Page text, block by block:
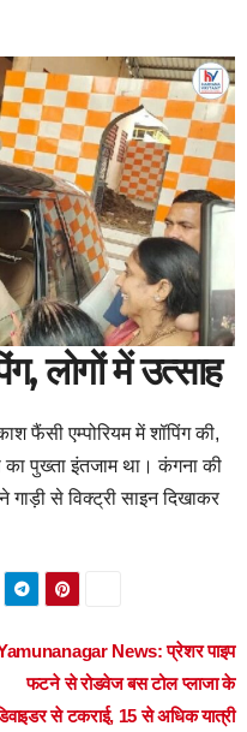
लोगों में उत्साह
फैंसी एम्पोरियम में शॉपिंग की,
का पुख्ता इंतजाम था। कंगना की
से विक्ट्री साइन दिखाकर
News: प्रेशर पाइप
फटने से रोडवेज बस टोल प्लाजा के
से टकराई, 15 से अधिक यात्री